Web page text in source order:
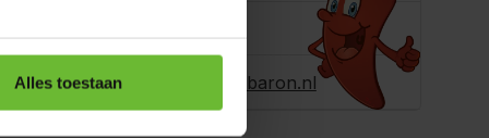
Alles toestaan
ons een e- info@dekruidenbaron.nl